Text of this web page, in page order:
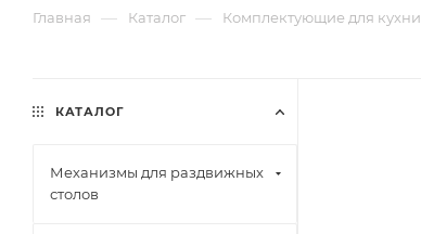
Главная — Каталог — Комплектующие для кухни
КАТАЛОГ
Механизмы для раздвижных
столов